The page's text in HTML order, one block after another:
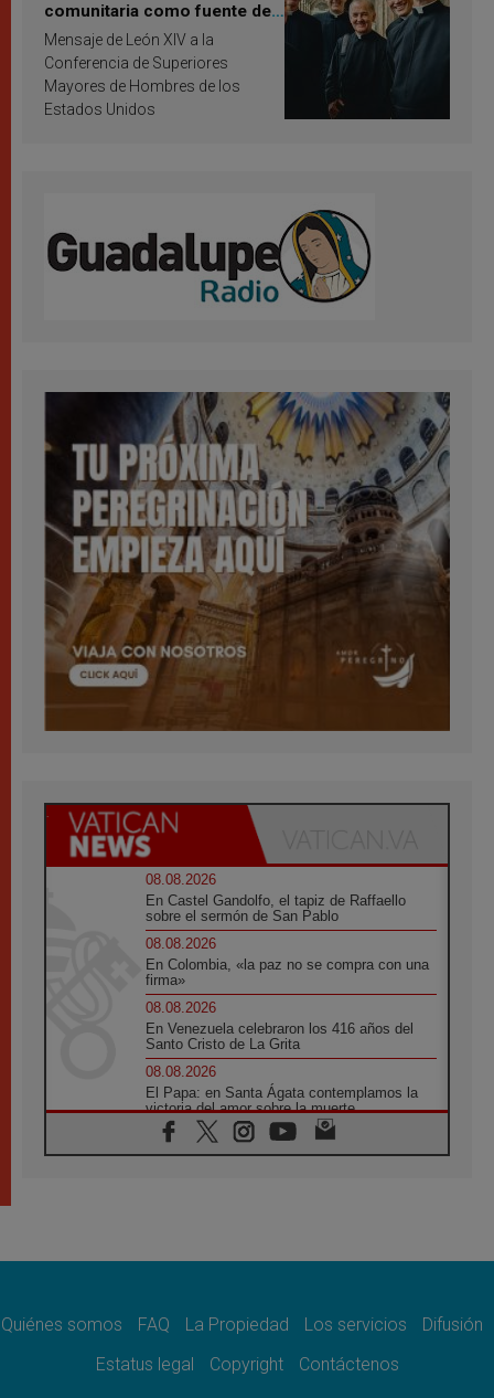
comunitaria como fuente de
inspiración y santificación
Mensaje de León XIV a la
Conferencia de Superiores
Mayores de Hombres de los
Estados Unidos
08.08.2026
En Castel Gandolfo, el tapiz de Raffaello
sobre el sermón de San Pablo
08.08.2026
En Colombia, «la paz no se compra con una
firma»
08.08.2026
En Venezuela celebraron los 416 años del
Santo Cristo de La Grita
08.08.2026
El Papa: en Santa Ágata contemplamos la
victoria del amor sobre la muerte
08.08.2026
León XIV visitará el Santuario de la Madre
07.08.2026
07.08.2026
el compromiso del cristiano"
Quiénes somos FAQ La Propiedad Los servicios
Difusión
Estatus legal
Copyright Contáctenos